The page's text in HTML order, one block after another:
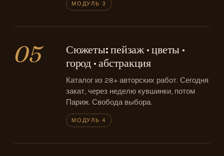
МОДУЛЬ 3
05
Сюжеты: пейзаж · цветы ·
город · абстракция
Каталог из 28+ авторских работ. Сегодня
закат, через неделю кувшинки, потом
Париж. Свобода выбора.
МОДУЛЬ 4